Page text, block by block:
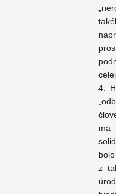
4.
má
z